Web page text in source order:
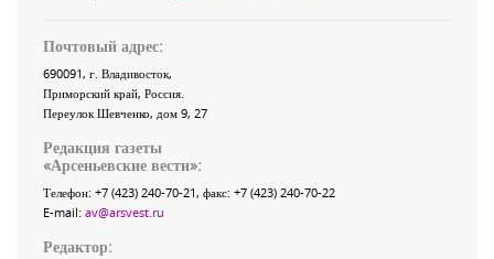
Почтовый адрес:
690091, г. Владивосток,
Приморский край, Россия
Переулок Шевченко, дом 9, 27
Редакция газеты
«Арсеньевские вести»:
Телефон: +7 (423) 240-70-21, факс: +7 (423) 240-70-22
E-mail: av@arsvest.ru
Редактор: